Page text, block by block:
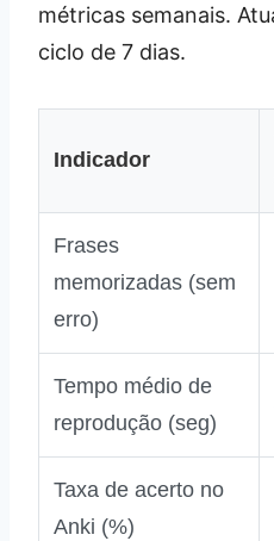
métricas semanais.
ciclo de 7 dias.
Indicador
Frases
memorizadas (sem
erro)
Tempo médio de
reprodução (seg)
Taxa de acerto no
Anki (%)